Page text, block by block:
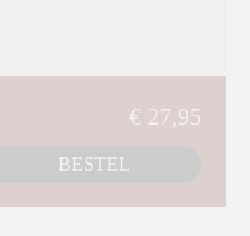
€ 27,95
BESTEL